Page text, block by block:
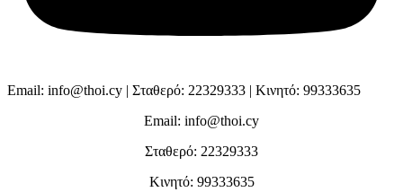
Email: info@thoi.cy | Σταθερό: 22329333 | Κινητό: 99333635
Email: info@thoi.cy
Σταθερό: 22329333
Κινητό: 99333635